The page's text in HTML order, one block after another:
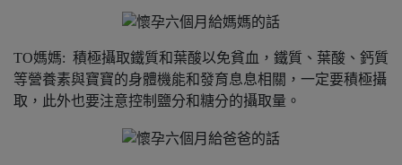
TO媽媽: 積極攝取鐵質和葉酸以免貧血，鐵質、葉酸、鈣質
等營養素與寶寶的身體機能和發育息息相關，一定要積極攝
取，此外也要注意控制鹽分和糖分的攝取量。